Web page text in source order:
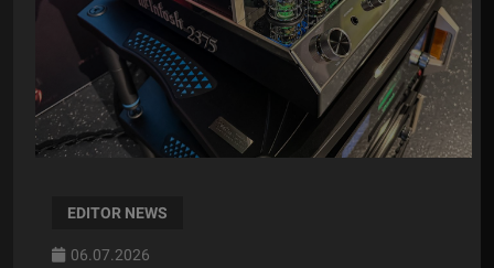
EDITOR NEWS
06.07.2026